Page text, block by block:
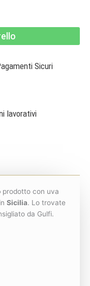
Sicuri
lavorativi
prodotto con uva
Sicilia. Lo trovate
da Gulfi.